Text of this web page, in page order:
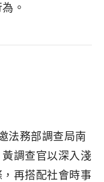
。
法務部調查局南
調查官以深入淺
再搭配社會時事